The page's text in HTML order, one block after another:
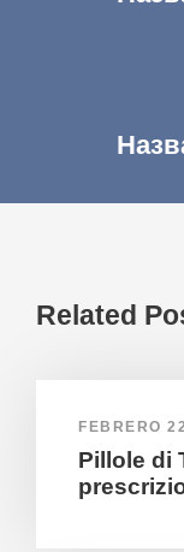
Related
FEBRERO
Pillole di